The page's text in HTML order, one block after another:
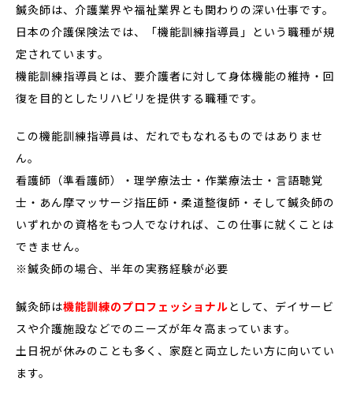
鍼灸師は、介護業界や福祉業界とも関わりの深い仕事です。
日本の介護保険法では、「機能訓練指導員」という職種が規
定されています。
機能訓練指導員とは、要介護者に対して身体機能の維持・回
復を目的としたリハビリを提供する職種です。
この機能訓練指導員は、だれでもなれるものではありませ
ん。
看護師（準看護師）・理学療法士・作業療法士・言語聴覚
士・あん摩マッサージ指圧師・柔道整復師・そして鍼灸師の
いずれかの資格をもつ人でなければ、この仕事に就くことは
できません。
※鍼灸師の場合、半年の実務経験が必要
鍼灸師は機能訓練のプロフェッショナルとして、デイサービ
スや介護施設などでのニーズが年々高まっています。
土日祝が休みのことも多く、家庭と両立したい方に向いてい
ます。